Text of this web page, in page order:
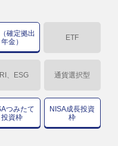
確定拠出
年金）
ETF
、ESG 通貨選択型
つみたて
投資枠
NISA成長投資
枠